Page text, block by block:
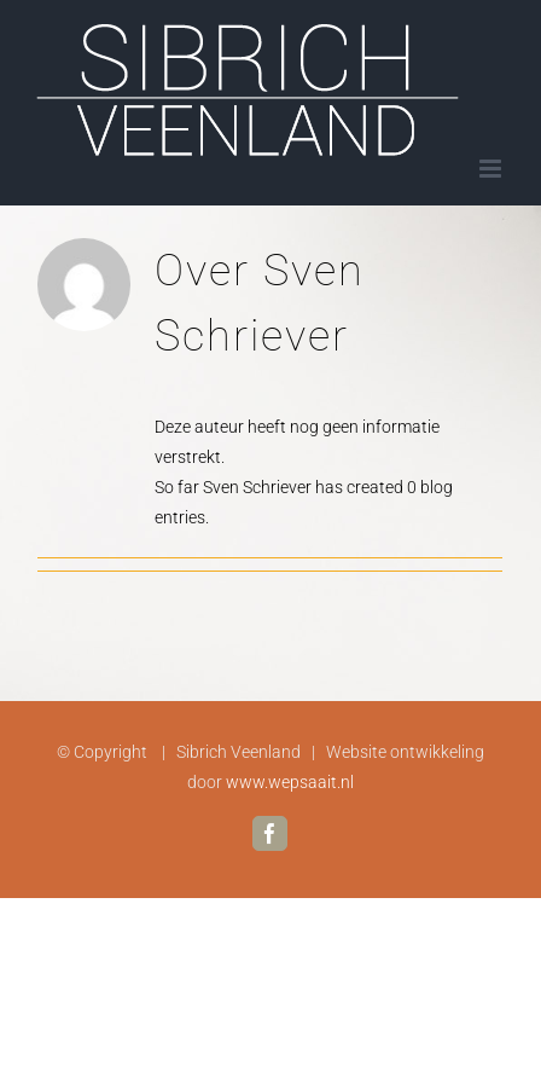
Over Sven
Schriever
Deze auteur heeft nog geen informatie
verstrekt.
So far Sven Schriever has created 0 blog
entries.
© Copyright
| Sibrich Veenland | Website ontwikkeling
doorwww.wepsaait.nl
Facebook